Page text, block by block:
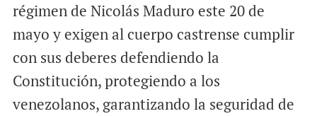
régimen de Nicolás Maduro este 20 de
mayo y exigen al cuerpo castrense cumplir
con sus deberes defendiendo la
Constitución, protegiendo a los
venezolanos, garantizando la seguridad de